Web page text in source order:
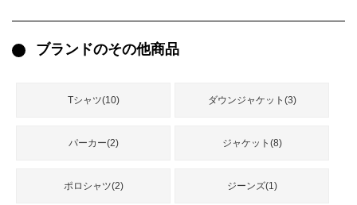
ブランドのその他商品
Tシャツ(10) ダウンジャケット(3)
パーカー(2) ジャケット(8)
ポロシャツ(2) ジーンズ(1)